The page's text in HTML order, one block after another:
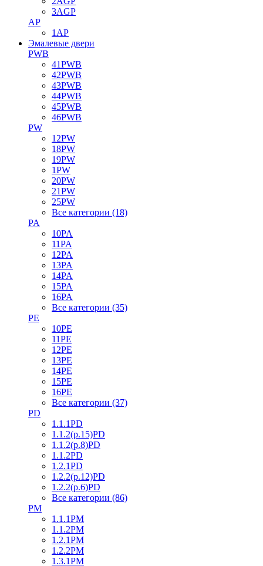
3AGP
AP
1AP
Эмалевые двери
PWB
41PWB
42PWB
43PWB
44PWB
45PWB
46PWB
PW
12PW
18PW
19PW
1PW
20PW
21PW
25PW
Все категории (18)
PA
10PA
11PA
12PA
13PA
14PA
15PA
16PA
Все категории (35)
PE
10PE
11PE
12PE
13PE
14PE
15PE
16PE
Все категории (37)
PD
1.1.1PD
1.1.2(р.15)PD
1.1.2(р.8)PD
1.1.2PD
1.2.1PD
1.2.2(р.12)PD
1.2.2(р.6)PD
Все категории (86)
PM
1.1.1PM
1.1.2PM
1.2.1PM
1.2.2PM
1.3.1PM